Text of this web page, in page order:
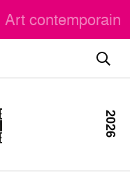
Art contemporain
2026